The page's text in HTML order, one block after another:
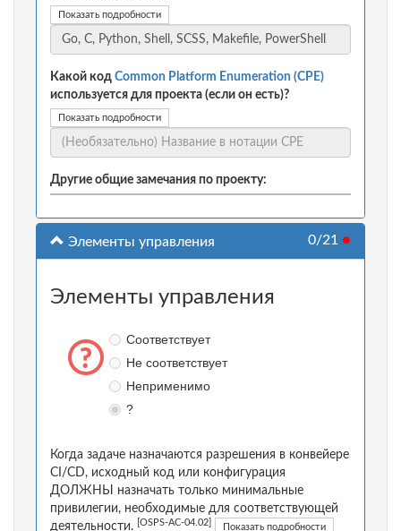
Показать подробности
Какой код Common Platform Enumeration (CPE)
используется для проекта (если он есть)?
Показать подробности
Другие общие замечания по проекту:
Элементы управления 0/21 ●
Элементы управления
Соответствует
Не соответствует
Неприменимо
?
Когда задаче назначаются разрешения в конвейере
CI/CD, исходный код или конфигурация
ДОЛЖНЫ назначать только минимальные
привилегии, необходимые для соответствующей
деятельности.
[OSPS-AC-04.02] Показать подробности